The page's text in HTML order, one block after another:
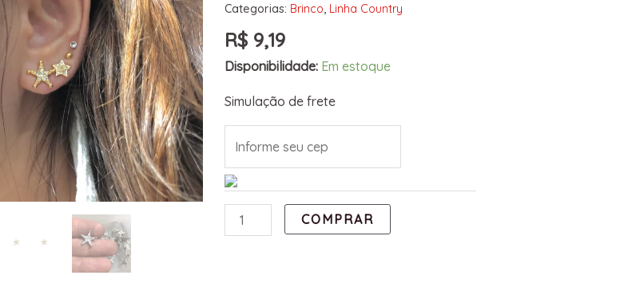
Categorias: Brinco Linha Country
R$ 9,19
Disponibilidade: Em estoque
Simulação de frete
COMPRAR